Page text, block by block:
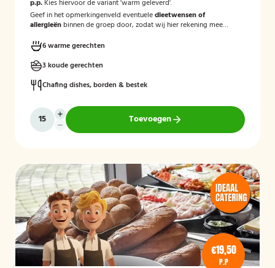
p.p. Kies hiervoor de variant 'warm geleverd'.
Geef in het opmerkingenveld eventueledieetwensen of
allergieën binnen de groep door, zodat wij hier rekening mee
6 warme gerechten
3 koude gerechten
Chafing dishes, borden & bestek
Toevoegen
€19,50
P.P